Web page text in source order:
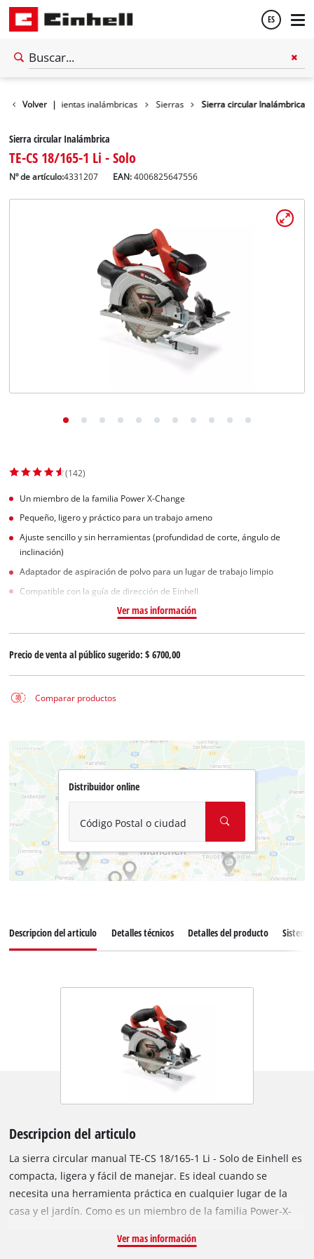
ES
Volver |
Herramientas inalámbricas Sierras Sierra circular Inalámbrica
Sierra circular Inalámbrica
TE-CS 18/165-1 Li - Solo
Nº de artículo:4331207 EAN:4006825647556
(142)
Un miembro de la familia Power X-Change
Pequeño, ligero y práctico para un trabajo ameno
Ajuste sencillo y sin herramientas (profundidad de corte, ángulo de
inclinación)
Adaptador de aspiración de polvo para un lugar de trabajo limpio
Compatible con la guía de dirección de Einhell
Ver mas información
Precio de venta al público sugerido:$ 6700,00
Comparar productos
Distribuidor online
Código Postal o ciudad
Descripcion del articulo Detalles técnicos Detalles del producto
Descripcion del articulo
La sierra circular manual TE-CS 18/165-1 Li - Solo de Einhell es
compacta, ligera y fácil de manejar. Es ideal cuando se
necesita una herramienta práctica en cualquier lugar de la
casa y el jardín. Como es un miembro de la familia Power-X-
trabajar. Las mismas baterías de alta capacidad sirven para
Ver mas información